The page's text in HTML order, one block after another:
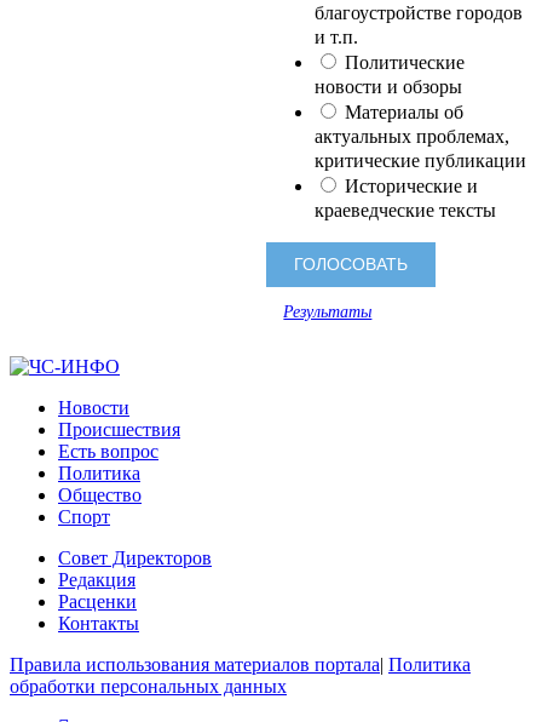
благоустройстве городов
и т.п.
Политические
новости и обзоры
Материалы об
актуальных проблемах,
критические публикации
Исторические и
краеведческие тексты
Результаты
Новости
Происшествия
Есть вопрос
Политика
Общество
Спорт
Совет Директоров
Редакция
Расценки
Контакты
Правила использования материалов портала| Политика
обработки персональных данных